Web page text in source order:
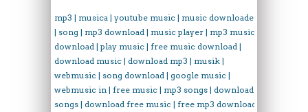
mp3 | musica | youtube music | music downloader
| song | mp3 download | music player | mp3 music
download | play music | free music download |
download music | download mp3 | musik |
webmusic | song download | google music |
webmusic in | free music | mp3 songs | download
songs | download free music | free mp3 download